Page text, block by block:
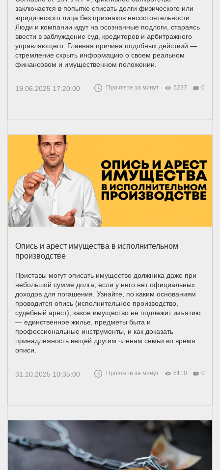
заключается в попытке списать долги физического или
юридического лица без признаков несостоятельности.
Люди и компании идут на осознанные подлоги, стараясь
ввести в заблуждение суд, кредиторов и арбитражного
управляющего. Главная причина подобных действий —
стремление скрыть информацию о своем реальном
финансовом и имущественном положении.
19.06.2025 17:20:00 Прочтете за минут 5237 0
Опись и арест имущества в исполнительном
производстве
Приставы могут описать имущество должника даже при
небольшой сумме долга, если у него нет официальных
доходов для погашения. Узнайте, по каким основаниям
проводится опись (исполнительное производство,
судебный арест), какое имущество не подлежит изъятию
— единственное жилье, предметы быта и
профессиональные инструменты, и как доказать
принадлежность вещей другим членам семьи во время
описи.
31.10.2025 10:35:00 Прочтете за минут 5110 0